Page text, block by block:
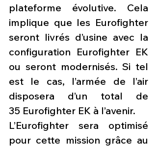
plateforme évolutive. Cela
implique que les Eurofighter
seront livrés d’usine avec la
configuration Eurofighter EK
ou seront modernisés. Si tel
est le cas, l’armée de l’air
disposera d’un total de
35 Eurofighter EK à l’avenir.
L’Eurofighter sera optimisé
pour cette mission grâce au